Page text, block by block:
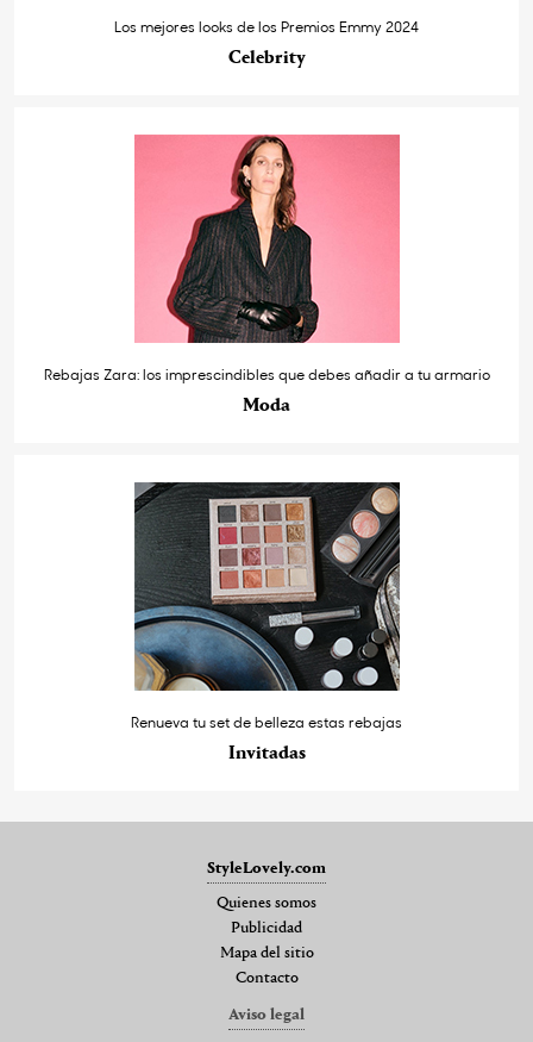
Los mejores looks de los Premios Emmy 2024
Celebrity
Rebajas Zara: los imprescindibles que debes añadir a tu armario
Moda
Renueva tu set de belleza estas rebajas
Invitadas
StyleLovely.com
Quienes somos
Publicidad
Mapa del sitio
Contacto
Aviso legal